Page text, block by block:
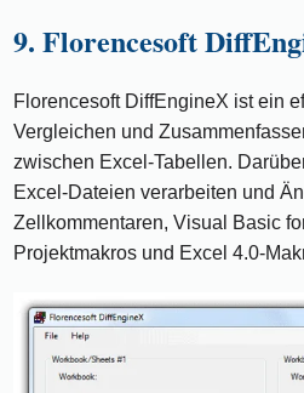
9. Florencesoft
Florencesoft DiffEngineX ist ein
Vergleichen und
zwischen Excel-Tabellen.
Excel-Dateien verarbeiten und
Zellkommentaren, Visual Basic
Projektmakros und Excel 4.0-